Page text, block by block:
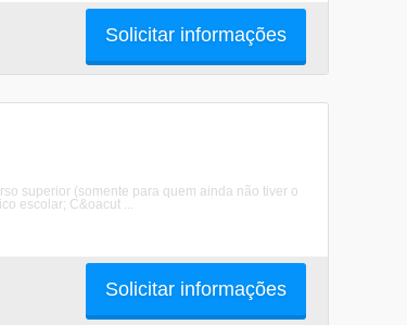
Solicitar informações
superior (somente para quem ainda não tiver o
escolar; C&oacut ...
Solicitar informações